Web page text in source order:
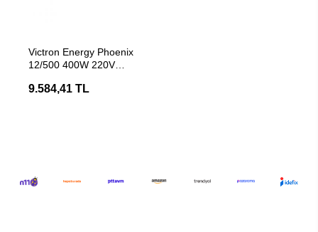
Victron Energy Phoenix
12/500 400W 220V
9.584,41 TL